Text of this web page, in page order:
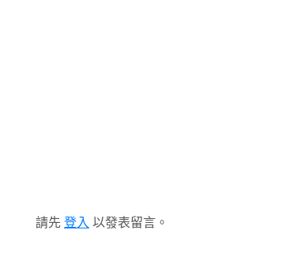
請先 登入 以發表留言。